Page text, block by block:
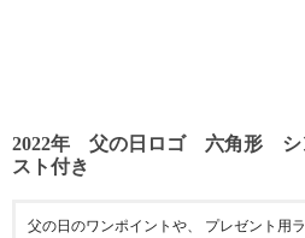
2022年 父の日ロゴ 六角形 シ
スト付き
父の日のワンポイントや、 プレゼント用